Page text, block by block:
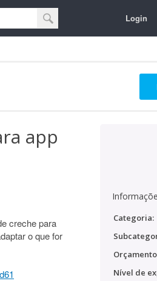
Login
app
creche para
o que for
Categoria:
Nível de